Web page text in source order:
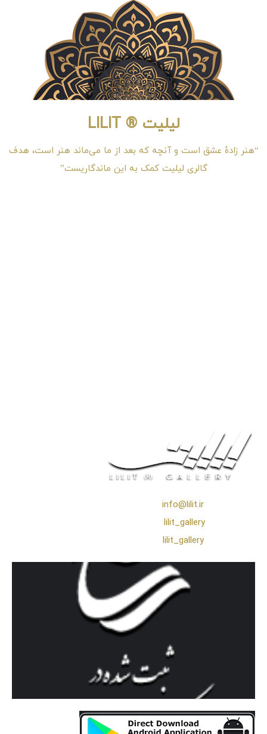
لیلیت ® LILIT
“هنر زادهٔ عشق است و آنچه که بعد از ما می‌ماند هنر است، هدف
گالری لیلیت کمک به این ماندگاریست”
info@lilit.ir
lilit_gallery
lilit_gallery